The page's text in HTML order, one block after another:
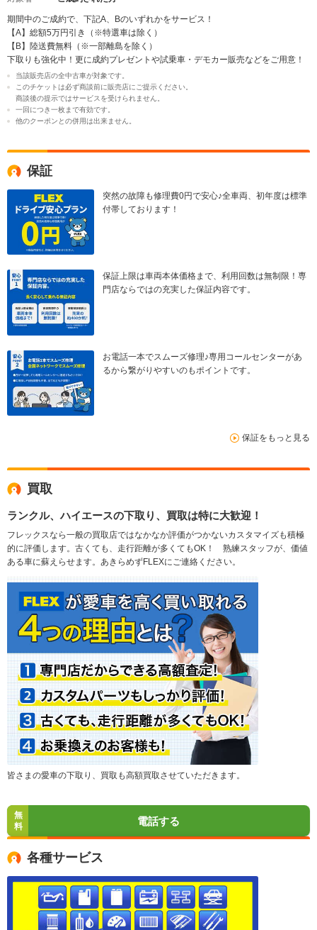
期間中のご成約で、下記A、Bのいずれかをサービス！
【A】総額5万円引き（※特選車は除く）
【B】陸送費無料（※一部離島を除く）
下取りも強化中！更に成約プレゼントや試乗車・デモカー販売などをご用意！
当該販売店の全中古車が対象です。
このチケットは必ず商談前に販売店にご提示ください。
商談後の提示ではサービスを受けられません。
一回につき一枚まで有効です。
他のクーポンとの併用は出来ません。
保証
突然の故障も修理費0円で安心♪全車両、初年度は標準
付帯しております！
保証上限は車両本体価格まで、利用回数は無制限！専
門店ならではの充実した保証内容です。
お電話一本でスムーズ修理♪専用コールセンターがあ
るから繋がりやすいのもポイントです。
保証をもっと見る
買取
ランクル、ハイエースの下取り、買取は特に大歓迎！
フレックスなら一般の買取店ではなかなか評価がつかないカスタマイズも積極
的に評価します。古くても、走行距離が多くてもOK！ 熟練スタッフが、価値
ある車に蘇えらせます。あきらめずFLEXにご連絡ください。
皆さまの愛車の下取り、買取も高額買取させていただきます。
無
料
電話する
各種サービス